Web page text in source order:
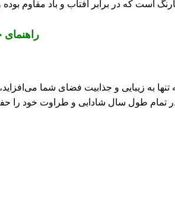
راهنمای
تنها به زیبایی و جذابیت فضای شما
تمام طول سال شادابی و طراوت خود را